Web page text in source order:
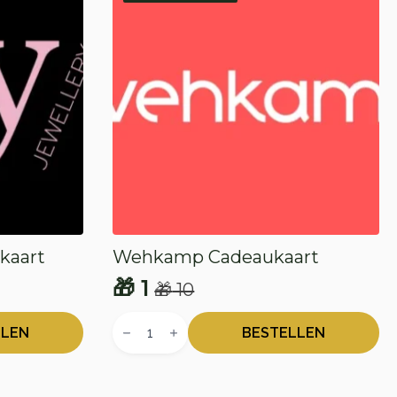
Wehkamp Cadeaukaart
🎁10
Oorspronkelijke
prijs
🎁 1
Huidige
prijs
Cadeaukaart
BESTELLEN